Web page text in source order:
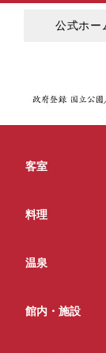
公式ホー
客室
料理
温泉
館内・施設